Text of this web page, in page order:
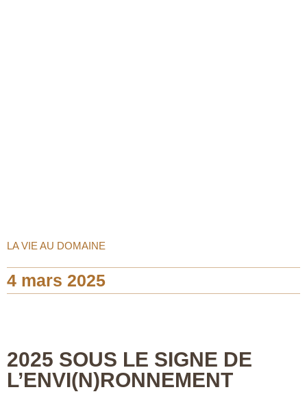
LA VIE AU DOMAINE
4 mars 2025
2025 SOUS LE SIGNE DE
L’ENVI(N)RONNEMENT